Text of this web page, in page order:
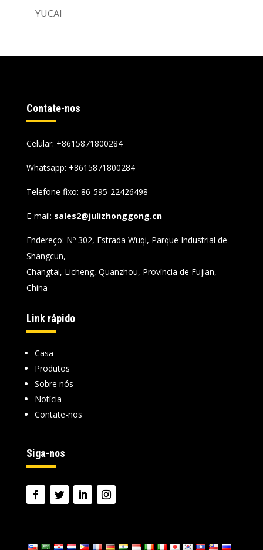
YUCAI
Contate-nos
Celular: +8615871800284
Whatsapp: +8615871800284
Telefone fixo: 86-595-22426498
E-mail: sales2@julizhonggong.cn
Endereço: Nº 302, Estrada Wuqi, Parque Industrial de
Shangcun,
Changtai, Licheng, Quanzhou, Província de Fujian,
China
Link rápido
Casa
Produtos
Sobre nós
Notícia
Contate-nos
Siga-nos